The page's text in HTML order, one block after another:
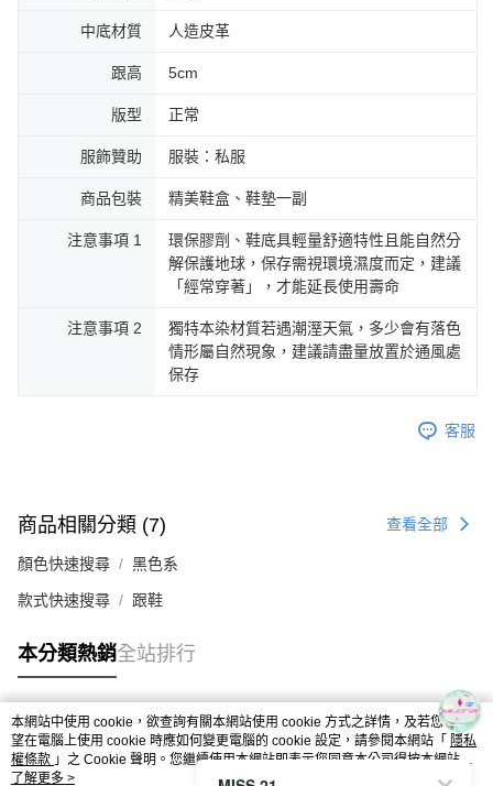
中底材質 人造皮革
跟高 5cm
版型 正常
服飾贊助 服裝：私服
商品包裝 精美鞋盒、鞋墊一副
注意事項 1
環保膠劑、鞋底具輕量舒適特性且能自然分
解保護地球，保存需視環境濕度而定，建議
「經常穿著」，才能延長使用壽命
注意事項 2
獨特本染材質若遇潮溼天氣，多少會有落色
情形屬自然現象，建議請盡量放置於通風處
保存
客服
商品相關分類 (7) 查看全部
顏色快速搜尋 黑色系
款式快速搜尋 跟鞋
本分類熱銷全站排行
熱門標籤
本網站中使用 cookie，欲查詢有關本網站使用 cookie 方式之詳情，及若您不希
望在電腦上使用 cookie 時應如何變更電腦的 cookie 設定，請參閱本網站「 隱私
權條款 」之 Cookie 聲明。您繼續使用本網站即表示您同意本公司得按本網站使
用條款之 Cookie 聲明使用 cookie。
了解更多 >